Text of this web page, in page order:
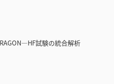
試験の統合解析